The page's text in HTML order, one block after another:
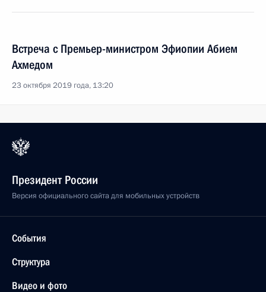
Встреча с Премьер-министром Эфиопии Абием
Ахмедом
23 октября 2019 года, 13:20
Президент России
Версия официального сайта для мобильных устройств
События
Структура
Видео и фото